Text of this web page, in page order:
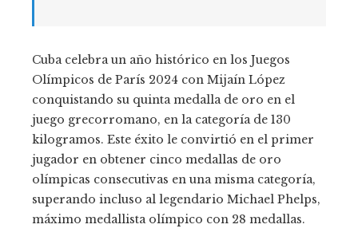
Cuba celebra un año histórico en los Juegos
Olímpicos de París 2024 con Mijaín López
conquistando su quinta medalla de oro en el
juego grecorromano, en la categoría de 130
kilogramos. Este éxito le convirtió en el primer
jugador en obtener cinco medallas de oro
olímpicas consecutivas en una misma categoría,
superando incluso al legendario Michael Phelps,
máximo medallista olímpico con 28 medallas.